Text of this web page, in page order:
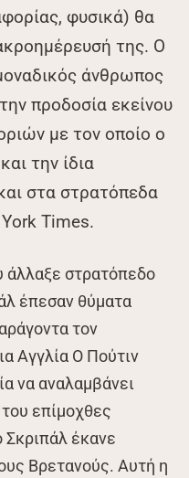
φυσικά) θα
της. Ο
άνθρωπος
προδοσία εκείνου
με τον οποίο ο
την ίδια
στα στρατόπεδα
Τimes.
άλλαξε στρατόπεδο
έπεσαν θύματα
τον
Αγγλία Ο Πούτιν
να αναλαμβάνει
επίμοχθες
έκανε
Βρετανούς. Αυτή η